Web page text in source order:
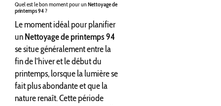
Quel est le bon moment pour un Nettoyage de
printemps 94?
Le moment idéal pour planifier
unNettoyage de printemps 94
se situe généralement entre la
fin de l'hiver et le début du
printemps, lorsque la lumière se
fait plus abondante et que la
nature renaît. Cette période